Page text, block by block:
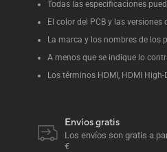
Todas las especificaciones
El color del PCB y las
La marca y los nombres de los
A menos que se indique lo
Los términos HDMI, HDMI
Envíos gratis
Los envíos son gratis a
€